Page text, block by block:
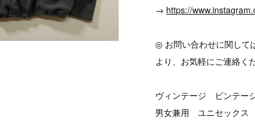
→ https://
◎ お問い合わせに関して
より、お気軽にご連絡く
ヴィンテージ ビンテー
男女兼用 ユニセックス